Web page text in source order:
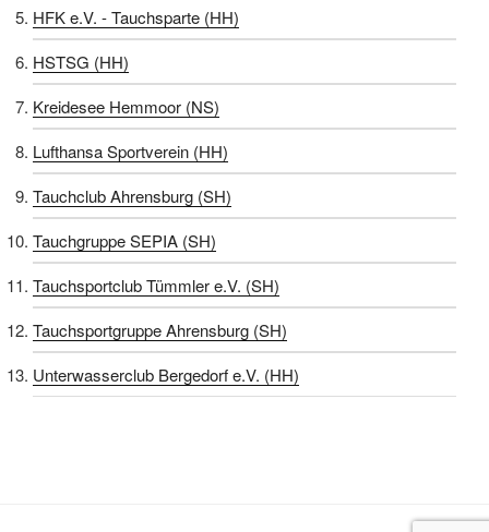
HFK e.V. - Tauchsparte (HH)
HSTSG (HH)
Kreidesee Hemmoor (NS)
Lufthansa Sportverein (HH)
Tauchclub Ahrensburg (SH)
Tauchgruppe SEPIA (SH)
Tauchsportclub Tümmler e.V. (SH)
Tauchsportgruppe Ahrensburg (SH)
Unterwasserclub Bergedorf e.V. (HH)